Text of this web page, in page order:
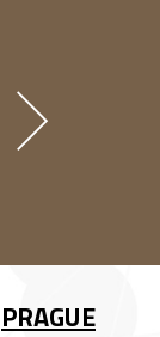
PRAGUE